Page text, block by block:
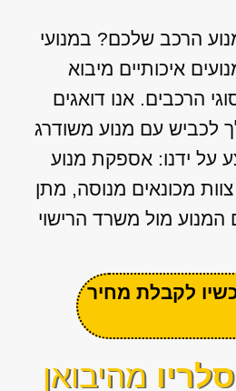
הרכב שלכם? במנועי
איכותיים מיבוא
הרכבים. אנו דואגים
לכביש עם מנוע משודרג
על ידנו: אספקת מנוע
מכונאים מנוסה, מתן
מול משרד הרישוי
לקבלת מחיר
מהיבואן